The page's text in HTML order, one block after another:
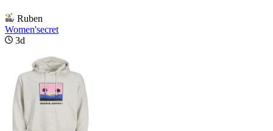
Ruben
Women'secret
3d